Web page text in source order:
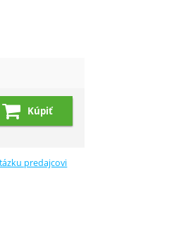
Kúpiť
predajcovi